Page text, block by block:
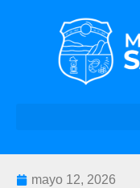
mayo 12, 2026